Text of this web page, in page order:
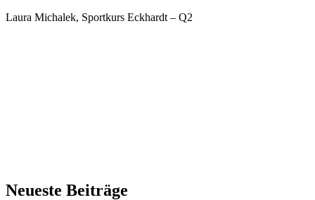
Laura Michalek, Sportkurs Eckhardt – Q2
Neueste Beiträge